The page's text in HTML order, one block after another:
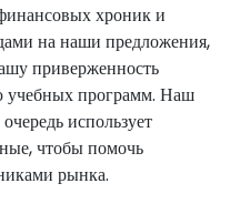
хроник и
на наши предложения,
приверженность
учебных программ. Наш
использует
чтобы помочь
рынка.